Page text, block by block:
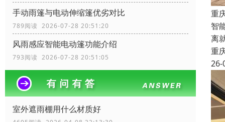
手动雨篷与电动伸缩篷优劣对比
789阅读 2026-07-28 20:51:20
风雨感应智能电动篷功能介绍
793阅读 2026-07-28 20:51:05
室外遮雨棚用什么材质好
重
智
离
重
26-